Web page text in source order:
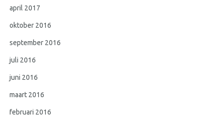
april 2017
oktober 2016
september 2016
juli 2016
juni 2016
maart 2016
februari 2016